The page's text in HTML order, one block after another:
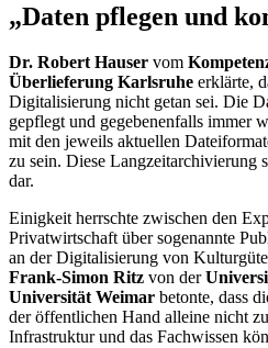
„Daten pflegen und
Dr. Robert Hauser vom
Überlieferung Karlsruhe erklärte,
Digitalisierung nicht getan sei. Die
gepflegt und gegebenenfalls immer
mit den jeweils aktuellen
zu sein. Diese Langzeitarchivierung
dar.
Einigkeit herrschte zwischen den
Privatwirtschaft über sogenannte
an der Digitalisierung von
Frank-Simon Ritz von der
Universität Weimar betonte, dass
der öffentlichen Hand alleine nicht
Infrastruktur und das Fachwissen